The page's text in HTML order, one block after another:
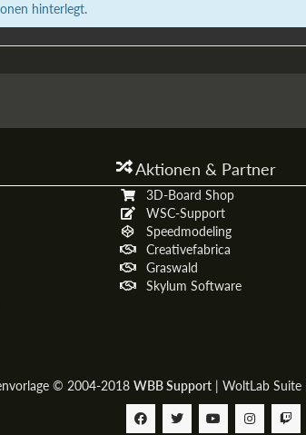
hinterlegt.
Aktionen & Partner
3D-Board Shop
WSC-Support
Speedmodeling
Creativefabrica
Graswald
Skylum Software
© 2004-2018 WBB Support| WoltLab